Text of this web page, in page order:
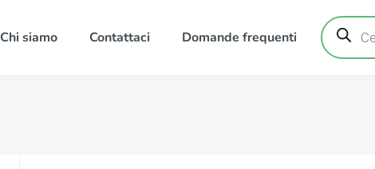
Chi siamo Contattaci Domande frequenti
Ricerca
prodotti